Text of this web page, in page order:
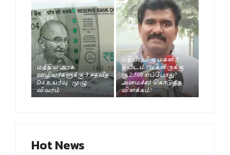
மத்திய அரசு
ஊழியர்களுக்கு 3 சதவீத
DA உயர்வு.. முழு
விவரம்
மதிப்புமிகு மகளிர்
திட்டம்.. மகளிருக்கு
ரூ.2,500 எப்போது?
அமைச்சர் கொடுத்த
விளக்கம்!
Hot News